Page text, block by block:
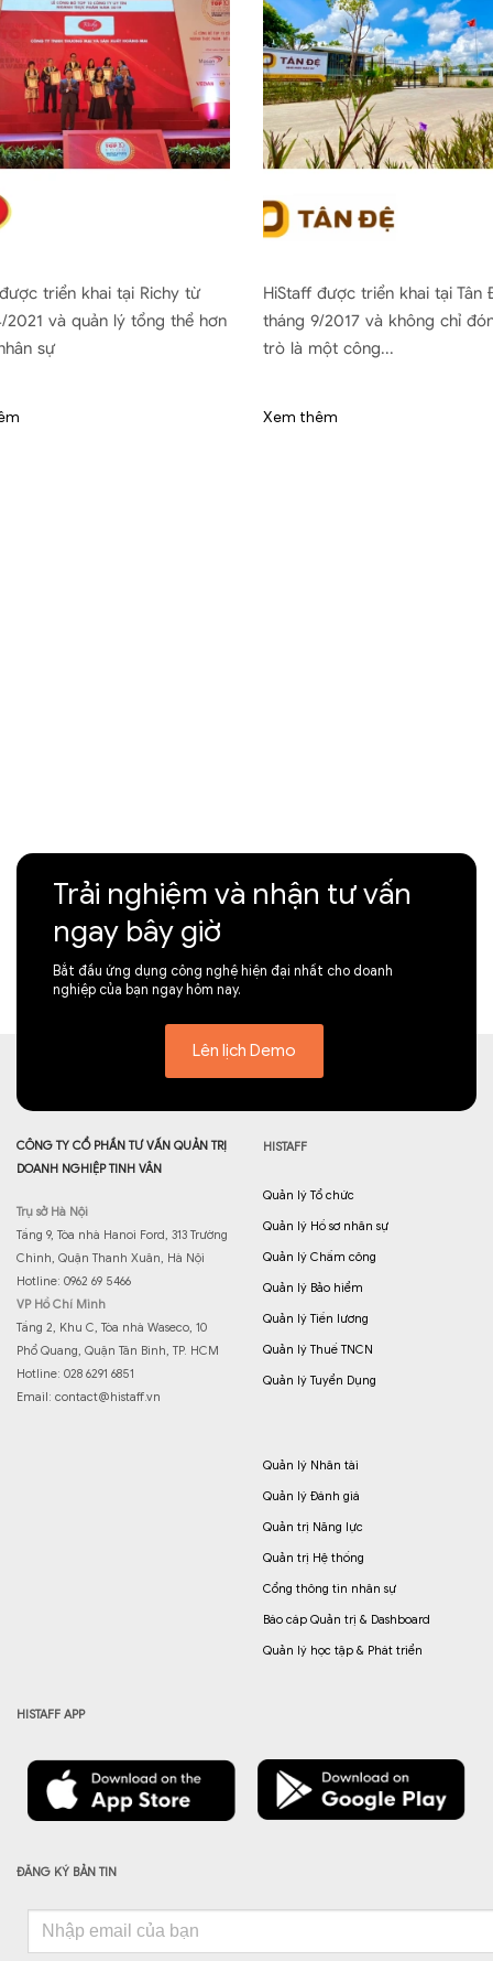
triển khai tại Richy từ
2021 và quản lý tổng thể hơn
sự
HiStaff được triển khai tại Tân
tháng 9/2017 và không chỉ
trò là một công...
Xem thêm
Trải nghiệm và nhận tư vấn
ngay bây giờ
Bắt đầu ứng dụng công nghệ hiện đại nhất cho doanh
nghiệp của bạn ngay hôm nay.
Lên lịch Demo
CÔNG TY CỔ PHẦN TƯ VẤN QUẢN TRỊ
DOANH NGHIỆP TINH VÂN
Trụ sở Hà Nội
Tầng 9, Tòa nhà Hanoi Ford, 313 Trường
Chinh, Quận Thanh Xuân, Hà Nội
Hotline: 0962 69 5466
VP Hồ Chí Minh
Tầng 2, Khu C, Tòa nhà Waseco, 10
Phổ Quang, Quận Tân Bình, TP. HCM
Hotline: 028 6291 6851
Email: contact@histaff.vn
HISTAFF
Quản lý Tổ chức
Quản lý Hồ sơ nhân sự
Quản lý Chấm công
Quản lý Bảo hiểm
Quản lý Tiền lương
Quản lý Thuế TNCN
Quản lý Tuyển Dụng
Quản lý Nhân tài
Quản lý Đánh giá
Quản trị Năng lực
Quản trị Hệ thống
Cổng thông tin nhân sự
Báo cáp Quản trị & Dashboard
Quản lý học tập & Phát triển
HISTAFF APP
ĐĂNG KÝ BẢN TIN